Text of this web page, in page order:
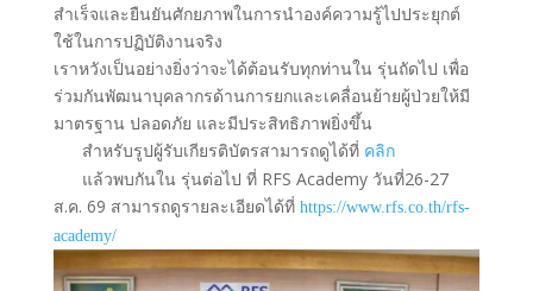
สำเร็จและยืนยันศักยภาพในการนำองค์ความรู้ไปประยุกต์
ใช้ในการปฏิบัติงานจริง
เราหวังเป็นอย่างยิ่งว่าจะได้ต้อนรับทุกท่านใน รุ่นถัดไป เพื่อ
ร่วมกันพัฒนาบุคลากรด้านการยกและเคลื่อนย้ายผู้ป่วยให้มี
มาตรฐาน ปลอดภัย และมีประสิทธิภาพยิ่งขึ้น
สำหรับรูปผู้รับเกียรติบัตรสามารถดูได้ที่คลิก
แล้วพบกันใน รุ่นต่อไป ที่ RFS Academy วันที่26-27
ส.ค. 69 สามารถดูรายละเอียดได้ที่ https://www.rfs.co.th/rfs-
academy/